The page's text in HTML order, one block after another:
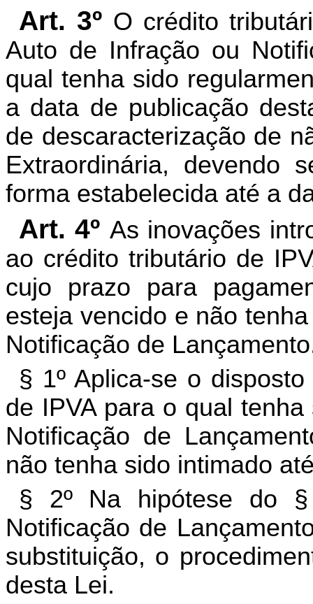
Art. 3º O crédito
Auto de Infração ou
qual tenha sido
a data de publicação
de descaracterização de
Extraordinária, devendo
forma estabelecida até a
Art. 4º As inovações
ao crédito tributário de
cujo prazo para
esteja vencido e não
Notificação de
§ 1º Aplica-se o
de IPVA para o qual
Notificação de
não tenha sido intimado
§ 2º Na hipótese do
Notificação de
substituição, o
desta Lei.